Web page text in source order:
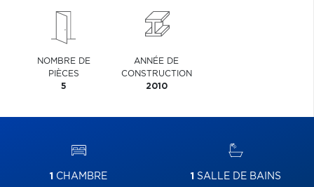
NOMBRE DE
PIÈCES
5
ANNÉE DE
CONSTRUCTION
2010
1 CHAMBRE 1 SALLE DE BAINS